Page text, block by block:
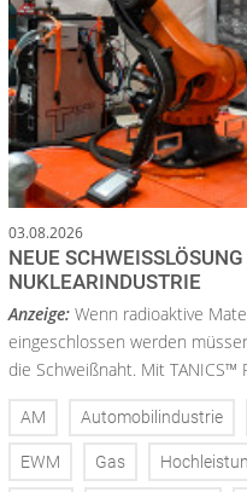
03.08.2026
NEUE SCHWEISSLÖSUNG
UKLEARINDUSTRIE
Anzeige: Wenn radioaktive
eingeschlossen werden
die Schweißnaht. Mit TANICS™
AM Automobilindustrie
EWM Gas